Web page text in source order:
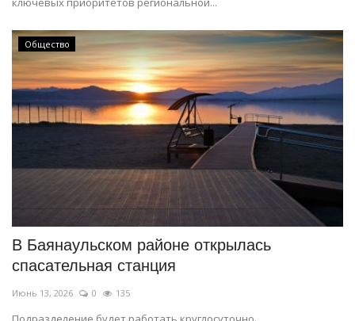
Общество
В Баянаульском районе открылась
спасательная станция
Июнь 13, 2026 0 135